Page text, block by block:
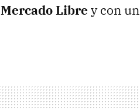
Mercado Libre y con un